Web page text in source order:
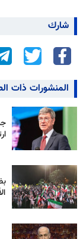
شارك
المنشورات ذات